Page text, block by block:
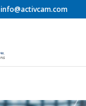
info@activcam.com